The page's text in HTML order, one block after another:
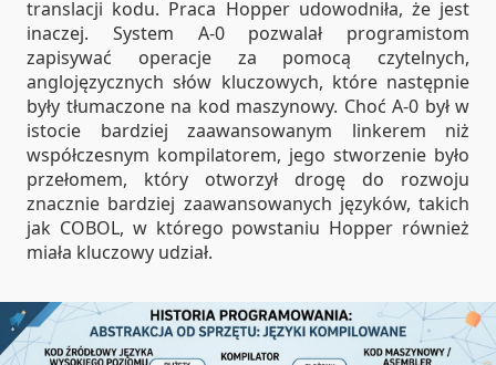
translacji kodu. Praca Hopper udowodniła, że jest
inaczej. System A-0 pozwalał programistom
zapisywać operacje za pomocą czytelnych,
anglojęzycznych słów kluczowych, które następnie
były tłumaczone na kod maszynowy. Choć A-0 był w
istocie bardziej zaawansowanym linkerem niż
współczesnym kompilatorem, jego stworzenie było
przełomem, który otworzył drogę do rozwoju
znacznie bardziej zaawansowanych języków, takich
jak COBOL, w którego powstaniu Hopper również
miała kluczowy udział.